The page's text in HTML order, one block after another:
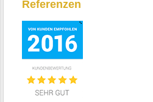
Referenzen